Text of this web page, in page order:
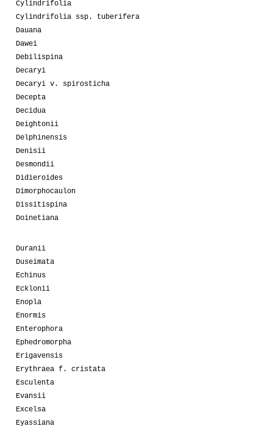
Cylindrifolia
Cylindrifolia ssp. tuberifera
Dauana
Dawei
Debilispina
Decaryi
Decaryi v. spirosticha
Decepta
Decidua
Deightonii
Delphinensis
Denisii
Desmondii
Didieroides
Dimorphocaulon
Dissitispina
Doinetiana
Duranii
Duseimata
Echinus
Ecklonii
Enopla
Enormis
Enterophora
Ephedromorpha
Erigavensis
Erythraea f. cristata
Esculenta
Evansii
Excelsa
Eyassiana